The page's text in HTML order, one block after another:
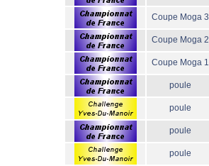
Coupe Moga 3
Coupe Moga 2
Coupe Moga 1
poule
poule
poule
poule